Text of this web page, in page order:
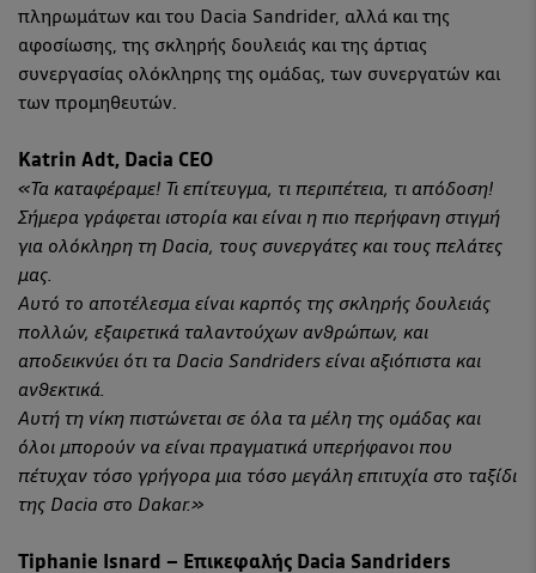
πληρωμάτων και του Dacia Sandrider, αλλά και της
αφοσίωσης, της σκληρής δουλειάς και της άρτιας
συνεργασίας ολόκληρης της ομάδας, των συνεργατών και
των προμηθευτών.
Katrin Adt, Dacia CEO
«Τα καταφέραμε! Τι επίτευγμα, τι περιπέτεια, τι απόδοση!
Σήμερα γράφεται ιστορία και είναι η πιο περήφανη στιγμή
για ολόκληρη τη Dacia, τους συνεργάτες και τους πελάτες
μας.
Αυτό το αποτέλεσμα είναι καρπός της σκληρής δουλειάς
πολλών, εξαιρετικά ταλαντούχων ανθρώπων, και
αποδεικνύει ότι τα Dacia Sandriders είναι αξιόπιστα και
ανθεκτικά.
Αυτή τη νίκη πιστώνεται σε όλα τα μέλη της ομάδας και
όλοι μπορούν να είναι πραγματικά υπερήφανοι που
πέτυχαν τόσο γρήγορα μια τόσο μεγάλη επιτυχία στο ταξίδι
της Dacia στο Dakar.»
Tiphanie Isnard – Επικεφαλής Dacia Sandriders